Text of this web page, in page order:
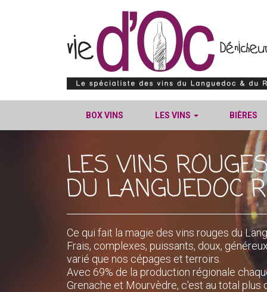
BOX VINS LES VINS BIÈRES
LES VINS
DU LANGUEDOC
Ce qui fait la magie des vins rouges du
Frais, complexes, puissants, doux,
varié que nos cépages et terroirs.
Avec 69% de la production régionale
Grenache et Mourvèdre, c'est au total plus